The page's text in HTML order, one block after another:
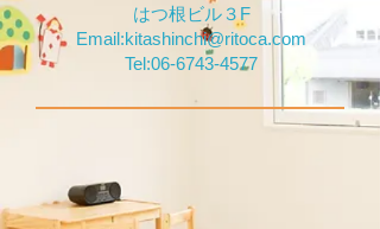
はつ根ビル３F
Email:kitashinchi@ritoca.com
Tel:06-6743-4577